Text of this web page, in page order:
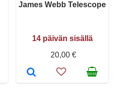
James Webb Telescope
14 päivän sisällä
20,00 €